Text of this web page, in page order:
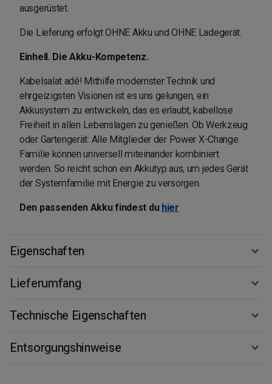
ausgerüstet.
Die Lieferung erfolgt OHNE Akku und OHNE Ladegerät.
Einhell. Die Akku-Kompetenz.
Kabelsalat adé! Mithilfe modernster Technik und
ehrgeizigsten Visionen ist es uns gelungen, ein
Akkusystem zu entwickeln, das es erlaubt, kabellose
Freiheit in allen Lebenslagen zu genießen. Ob Werkzeug
oder Gartengerät: Alle Mitglieder der Power X-Change
Familie können universell miteinander kombiniert
werden. So reicht schon ein Akkutyp aus, um jedes Gerät
der Systemfamilie mit Energie zu versorgen.
Den passenden Akku findest du hier
Eigenschaften
Lieferumfang
Technische Eigenschaften
Entsorgungshinweise